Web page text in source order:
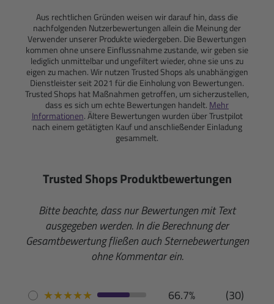
Aus rechtlichen Gründen weisen wir darauf hin, dass die
nachfolgenden Nutzerbewertungen allein die Meinung der
Verwender unserer Produkte wiedergeben. Die Bewertungen
kommen ohne unsere Einflussnahme zustande, wir geben sie
lediglich unmittelbar und ungefiltert wieder, ohne sie uns zu
eigen zu machen. Wir nutzen Trusted Shops als unabhängigen
Dienstleister seit 2021 für die Einholung von Bewertungen.
Trusted Shops hat Maßnahmen getroffen, um sicherzustellen,
dass es sich um echte Bewertungen handelt. Mehr
Informationen. Ältere Bewertungen wurden über Trustpilot
nach einem getätigten Kauf und anschließender Einladung
gesammelt.
Trusted Shops Produktbewertungen
Bitte beachte, dass nur Bewertungen mit Text
ausgegeben werden. In die Berechnung der
Gesamtbewertung fließen auch Sternebewertungen
ohne Kommentar ein.
★★★★★ 66.7%
(30)